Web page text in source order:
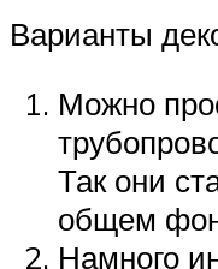
Варианты
Можно
Так они
общем
Намного